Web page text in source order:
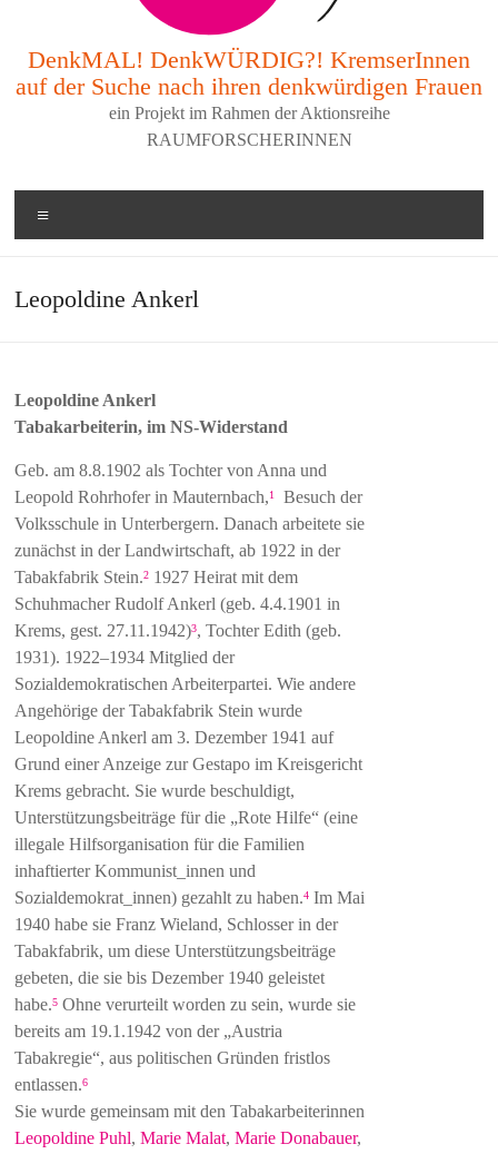
DenkMAL! DenkWÜRDIG?! KremserInnen
auf der Suche nach ihren denkwürdigen Frauen
ein Projekt im Rahmen der Aktionsreihe
RAUMFORSCHERINNEN
Leopoldine Ankerl
Leopoldine Ankerl
Tabakarbeiterin, im NS-Widerstand
Geb. am 8.8.1902 als Tochter von Anna und
Leopold Rohrhofer in Mauternbach,1
Besuch der
Volksschule in Unterbergern. Danach arbeitete sie
zunächst in der Landwirtschaft, ab 1922 in der
Tabakfabrik Stein.2 1927 Heirat mit dem
Schuhmacher Rudolf Ankerl (geb. 4.4.1901 in
Krems, gest. 27.11.1942)3, Tochter Edith (geb.
1931). 1922–1934 Mitglied der
Sozialdemokratischen Arbeiterpartei. Wie andere
Angehörige der Tabakfabrik Stein wurde
Leopoldine Ankerl am 3. Dezember 1941 auf
Grund einer Anzeige zur Gestapo im Kreisgericht
Krems gebracht. Sie wurde beschuldigt,
Unterstützungsbeiträge für die „Rote Hilfe“ (eine
illegale Hilfsorganisation für die Familien
inhaftierter Kommunist_innen und
Sozialdemokrat_innen) gezahlt zu haben.4 Im Mai
1940 habe sie Franz Wieland, Schlosser in der
Tabakfabrik, um diese Unterstützungsbeiträge
gebeten, die sie bis Dezember 1940 geleistet
habe.5 Ohne verurteilt worden zu sein, wurde sie
bereits am 19.1.1942 von der „Austria
Tabakregie“, aus politischen Gründen fristlos
entlassen.6
Sie wurde gemeinsam mit den Tabakarbeiterinnen
Leopoldine Puhl,Marie Malat,Marie Donabauer,